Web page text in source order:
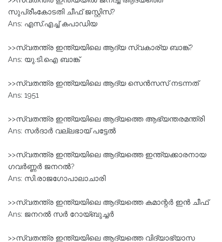
സുപ്രീംകോടതി ചീഫ് ജസ്റ്റിസ്?
Ans: എസ്.എച്ച് കപാഡിയ
>>സ്വതന്ത്ര ഇന്ത്യയിലെ ആദ്യ സ്വകാര്യ ബാങ്ക്?
Ans: യു.ടി.ഐ ബാങ്ക്
>>സ്വതന്ത്ര ഇന്ത്യയിലെ ആദ്യ സെന്‍സസ് നടന്നത്
Ans: 1951
>>സ്വതന്ത്ര ഇന്ത്യയിലെ ആദ്യത്തെ ആഭ്യന്തരമന്ത്രി
Ans: സര്‍ദാര്‍ വല്ലഭായ് പട്ടേല്‍
>>സ്വതന്ത്ര ഇന്ത്യയിലെ ആദ്യത്തെ ഇന്ത്യക്കാരനായ
ഗവർണ്ണർ ജനറൽ?
Ans: സി.രാജഗോപാലാചാരി
>>സ്വതന്ത്ര ഇന്ത്യയിലെ ആദ്യത്തെ കമാന്റര്‍ ഇന്‍ ചീഫ്
Ans: ജനറല്‍ സര്‍ റോയ്ബുച്ചര്‍
>>സ്വതന്ത്ര ഇന്ത്യയിലെ ആദ്യത്തെ വിദ്യാഭ്യാസ